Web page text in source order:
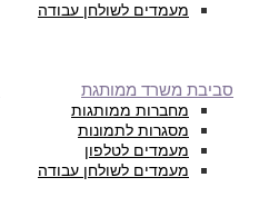
מעמדים לשולחן עבודה
סביבת משרד ממותגת
מחברות ממותגות
מסגרות לתמונות
מעמדים לטלפון
מעמדים לשולחן עבודה